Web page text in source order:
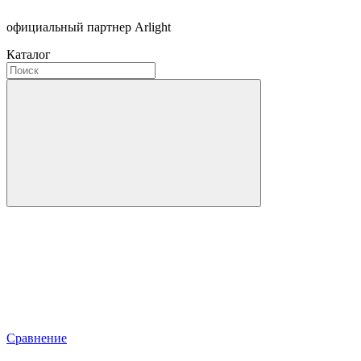
официальный партнер Arlight
Каталог
Сравнение